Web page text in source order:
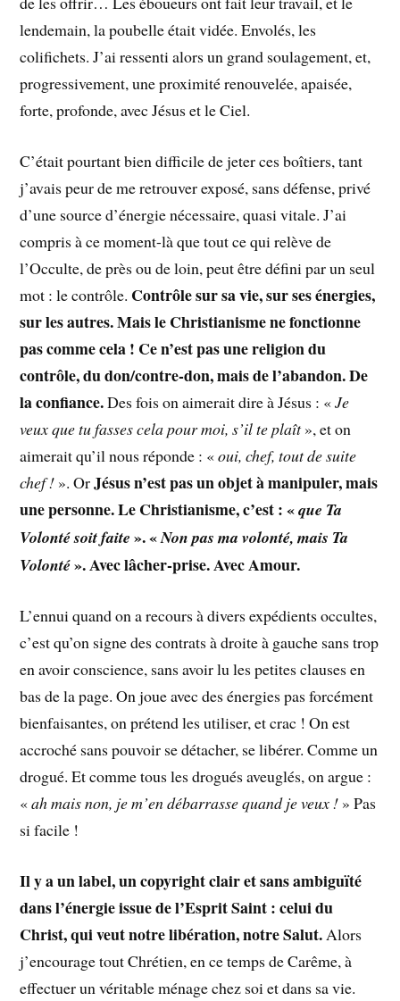
lendemain, la poubelle était vidée. Envolés, les
colifichets. J’ai ressenti alors un grand soulagement, et,
progressivement, une proximité renouvelée, apaisée,
forte, profonde, avec Jésus et le Ciel.
C’était pourtant bien difficile de jeter ces boîtiers, tant
j’avais peur de me retrouver exposé, sans défense, privé
d’une source d’énergie nécessaire, quasi vitale. J’ai
compris à ce moment-là que tout ce qui relève de
l’Occulte, de près ou de loin, peut être défini par un seul
mot : le contrôle. Contrôle sur sa vie, sur ses énergies,
sur les autres. Mais le Christianisme ne fonctionne
pas comme cela ! Ce n’est pas une religion du
contrôle, du don/contre-don, mais de l’abandon. De
la confiance.Des fois on aimerait dire à Jésus : «Je
veux que tufassescela pour moi, s’il te plaît», et on
aimerait qu’il nous réponde : «oui, chef, tout de suite
chef ! ». OrJésus n’est pas un objet à manipuler, mais
une personne. Le Christianisme, c’est : «que Ta
Volonté soit faite ». «Non pas ma volonté, mais Ta
Volonté». Avec lâcher-prise. Avec Amour.
L’ennui quand on a recours à divers expédients occultes,
c’est qu’on signe des contrats à droite à gauche sans trop
en avoir conscience, sans avoir lu les petites clauses en
bas de la page. On joue avec des énergies pas forcément
bienfaisantes, on prétend les utiliser, et crac ! On est
accroché sans pouvoir se détacher, se libérer. Comme un
drogué. Et comme tous les drogués aveuglés, on argue :
«ah mais non, je m’en débarrasse quand je veux ! » Pas
si facile !
Il y a un label, un copyright clair et sans ambiguïté
dans l’énergie issue de l’Esprit Saint : celui du
Christ, qui veut notre libération, notre Salut.Alors
j’encourage tout Chrétien, en ce temps de Carême, à
effectuer un véritable ménage chez soi et dans sa vie.